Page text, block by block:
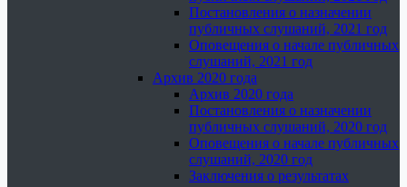
Постановления о назначении
публичных слушаний, 2021 год
Оповещения о начале публичных
слушаний, 2021 год
Архив 2020 года
Архив 2020 года
Постановления о назначении
публичных слушаний, 2020 год
Оповещения о начале публичных
слушаний, 2020 год
Заключения о результатах